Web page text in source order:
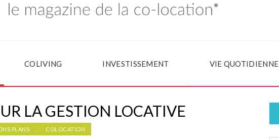
COLIVING INVESTISSEMENT VIE QUOTIDIENNE
LA GESTION LOCATIVE
PLANS COLOCATION